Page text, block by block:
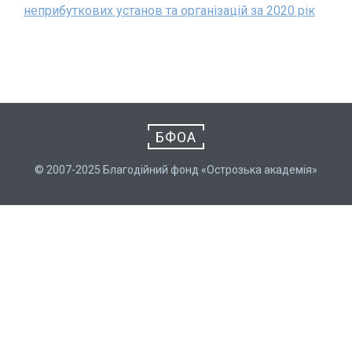
неприбуткових установ та організацій за 2020 рік
БФОА
© 2007-2025 Благодійний фонд «Острозька академія»